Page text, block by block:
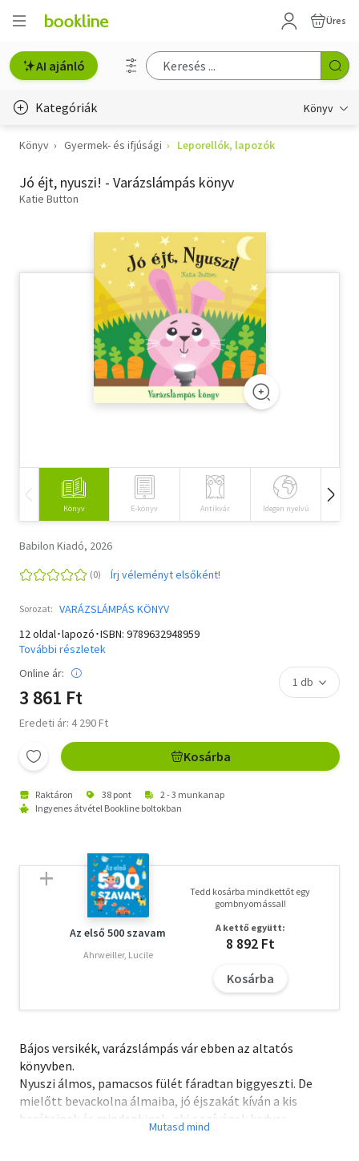
Üres
AI ajánló
Kategóriák Könyv
Életmód, egészség
Erotika
Szótár, nyelvkönyv
Természettudomány
Történelem
Könyv Gyermek- és ifjúsági Leporellók, lapozók
Jó éjt, nyuszi! - Varázslámpás könyv
Katie Button
Könyv E-könyv Antikvár Idegen nyelvű
Babilon Kiadó, 2026
Írj véleményt elsőként!
Sorozat: VARÁZSLÁMPÁS KÖNYV
12 oldal･lapozó･ISBN: 9789632948959
További részletek
Online ár:
3 861 Ft
Eredeti ár: 4 290 Ft
Kosárba
Raktáron 38 pont
2 - 3 munkanap
Ingyenes átvétel Bookline boltokban
Az első 500 szavam
Ahrweiller, Lucile
Tedd kosárba mindkettőt egy
gombnyomással!
A kettő együtt:
8 892 Ft
Kosárba
Bájos versikék, varázslámpás vár ebben az altatós
könyvben.
Nyuszi álmos, pamacsos fülét fáradtan biggyeszti. De
mielőtt bevackolna álmaiba, jó éjszakát kíván a kis
barátainak és mindenkinek, aki a szívének kedves.
Különleges kartonkönyv "varázslámpással", ami